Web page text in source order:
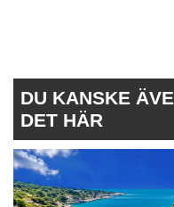
DU KANSKE
DET HÄR